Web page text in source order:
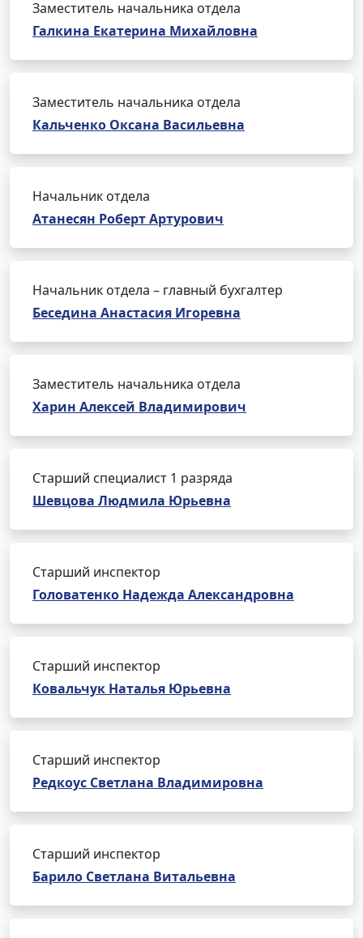
Заместитель начальника отдела
Галкина Екатерина Михайловна
Заместитель начальника отдела
Кальченко Оксана Васильевна
Начальник отдела
Атанесян Роберт Артурович
Начальник отдела – главный бухгалтер
Беседина Анастасия Игоревна
Заместитель начальника отдела
Харин Алексей Владимирович
Старший специалист 1 разряда
Шевцова Людмила Юрьевна
Старший инспектор
Головатенко Надежда Александровна
Старший инспектор
Ковальчук Наталья Юрьевна
Старший инспектор
Редкоус Светлана Владимировна
Старший инспектор
Барило Светлана Витальевна